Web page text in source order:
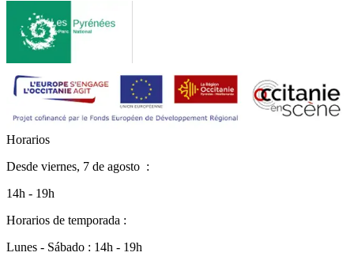
Horarios
Desde viernes, 7 de agosto :
14h - 19h
Horarios de temporada :
Lunes - Sábado : 14h - 19h